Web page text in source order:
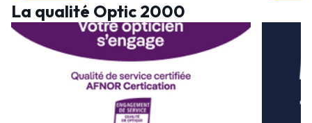
La qualité Optic 2000